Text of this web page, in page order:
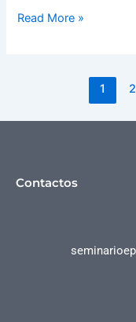
Read More »
1 2
Contactos